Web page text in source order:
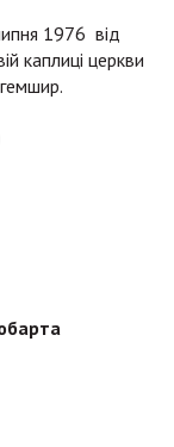
1976 від
каплиці церкви